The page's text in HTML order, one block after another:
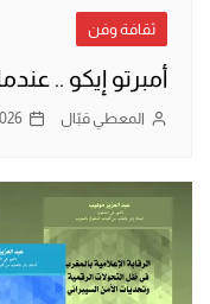
ثقافة وفن
أمبرتو إيكو ..
المعطي قبّال